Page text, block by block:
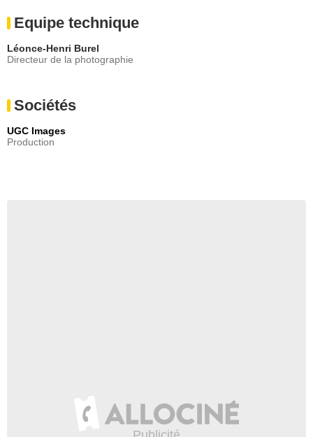
Equipe technique
Léonce-Henri Burel
Directeur de la photographie
Sociétés
UGC Images
Production